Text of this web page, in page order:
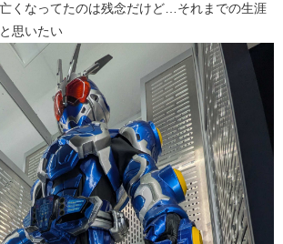
くなってたのは残念だけど…それまでの生涯
思いたい